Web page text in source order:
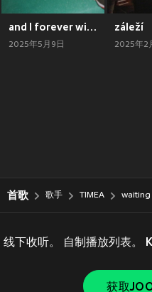
and I forever will (Explicit)
2025年5月9日
záleží
2025年2
首歌 歌手 TIMEA
线下收听。 自制播放列表。
获取